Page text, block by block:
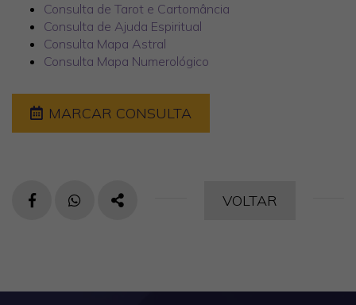
Consulta de Tarot e Cartomância
Consulta de Ajuda Espiritual
Consulta Mapa Astral
Consulta Mapa Numerológico
MARCAR CONSULTA
FACEBOOKTWITTER VOLTAR